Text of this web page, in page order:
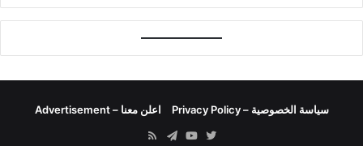
سياسة الخصوصية – Privacy Policy اعلن معنا – Advertisement